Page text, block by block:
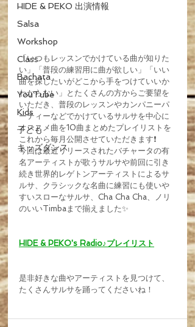
HIDE & PEKO 出演情報
Salsa
Workshop
Class
Bachata
YouTube
Kids
子ども
キッズダンス
「いつもレッスンでかけている曲が知りた
い」「普段の練習用に曲が欲しい」「いい
曲を探したいがどこから手をつけていいか
わからない」とたくさんの方からご要望を
いただき、普段のレッスンやカンパニーパ
ーティーなどでかけているサルサを中心に
オススメ曲を10曲まとめたプレイリストを
これから毎月公開させていただきます❗️
今回は最近リリースされたバチャータの有
名アーティストが歌うサルサや前回に引き
続き世界的レゲトンアーティストによるサ
ルサ、クラシックな名曲に練習にも使いや
すいスローなサルサ、Cha Cha Cha、ノリ
のいいTimbaまで揃えました✨
HIDE & PEKO's Radio♪プレイリスト
是非好きな曲やアーティストを見つけて、
たくさんサルサを踊ってくださいね！